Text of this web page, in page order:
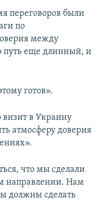
переговоров были
по
между
путь еще длинный, и
готов».
визит в Украину
атмосферу доверия
что мы сделали
направлении. Нам
должны сделать